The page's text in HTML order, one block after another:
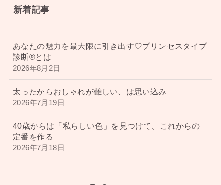
新着記事
あなたの魅力を最大限に引き出す♡プリンセスタイプ
診断®︎とは
2026年8月2日
太ったからおしゃれが難しい、は思い込み
2026年7月19日
40歳からは「私らしい色」を見つけて、これからの
定番を作る
2026年7月18日